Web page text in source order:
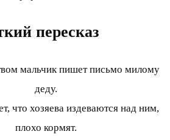
пересказ
мальчик пишет письмо милому
деду.
что хозяева издеваются над ним,
плохо кормят.